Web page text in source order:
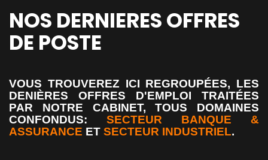
NOS DERNIERES OFFRES
DE POSTE
VOUS TROUVEREZ ICI REGROUPÉES, LES
DENIÈRES OFFRES D'EMPLOI TRAITÉES
PAR NOTRE CABINET, TOUS DOMAINES
CONFONDUS: SECTEUR BANQUE &
ASSURANCE ET SECTEUR INDUSTRIEL.